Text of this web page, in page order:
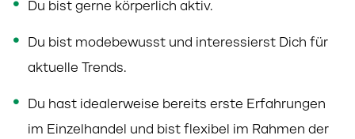
Du bist gerne körperlich aktiv.
Du bist modebewusst und interessierst Dich für
aktuelle Trends.
Du hast idealerweise bereits erste Erfahrungen
im Einzelhandel und bist flexibel im Rahmen der